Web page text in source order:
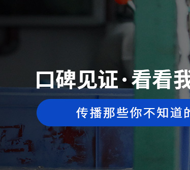
关于91短视频APP下载污黄